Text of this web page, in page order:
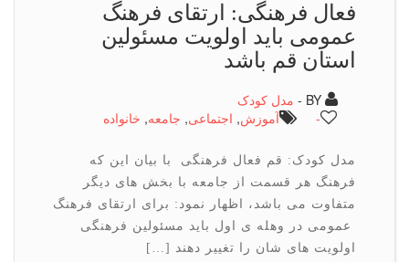
فعال فرهنگی: ارتقای فرهنگ
عمومی باید اولویت مسئولین
استان قم باشد
مدل کودک
آموزش,اجتماعی ,جامعه ,خانواده
مدل کودک: قم فعال فرهنگی با بیان این که
فرهنگ هر قسمت از جامعه با بخش های دیگر
متفاوت می باشد، اظهار نمود: برای ارتقای فرهنگ
عمومی در وهله ی اول باید مسئولین فرهنگی
اولویت های شان را تغییر دهند […]